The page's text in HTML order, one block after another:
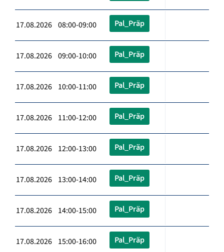
17.08.2026 08:00-09:00 Pal_Präp
17.08.2026 09:00-10:00 Pal_Präp
17.08.2026 10:00-11:00 Pal_Präp
17.08.2026 11:00-12:00 Pal_Präp
17.08.2026 12:00-13:00 Pal_Präp
17.08.2026 13:00-14:00 Pal_Präp
17.08.2026 14:00-15:00 Pal_Präp
17.08.2026 15:00-16:00 Pal_Präp